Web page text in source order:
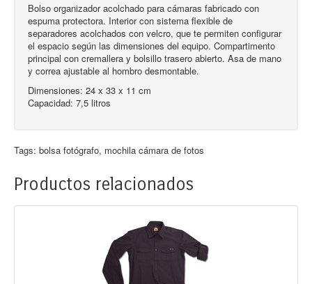
Bolso organizador acolchado para cámaras fabricado con
espuma protectora. Interior con sistema flexible de
separadores acolchados con velcro, que te permiten configurar
el espacio según las dimensiones del equipo. Compartimento
principal con cremallera y bolsillo trasero abierto. Asa de mano
y correa ajustable al hombro desmontable.
Dimensiones: 24 x 33 x 11 cm
Capacidad: 7,5 litros
Tags: bolsa fotógrafo, mochila cámara de fotos
Productos relacionados